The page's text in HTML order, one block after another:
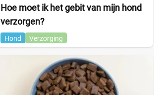
Hoe moet ik het gebit van mijn hond
verzorgen?
Hond Verzorging